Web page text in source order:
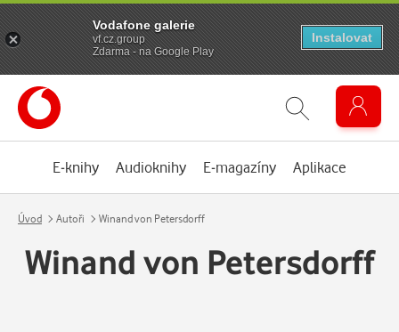
E-knihy Audioknihy E-magazíny Aplikace
Úvod Autoři Winand von Petersdorff
Winand von Petersdorff
Vodafone galerie
vf.cz.group
Zdarma - na Google Play
Instalovat